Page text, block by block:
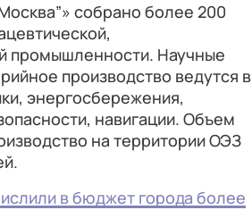
собрано более 200
промышленности. Научные
производство ведутся в
энергосбережения,
навигации. Объем
на территории ОЭЗ
в бюджет города более